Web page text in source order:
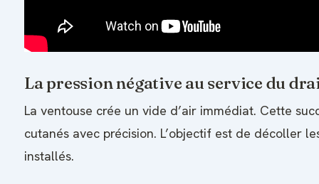
La pression négative au service du
La ventouse crée un vide d’air immédiat. Cette
cutanés avec précision. L’objectif est de décoller
installés.